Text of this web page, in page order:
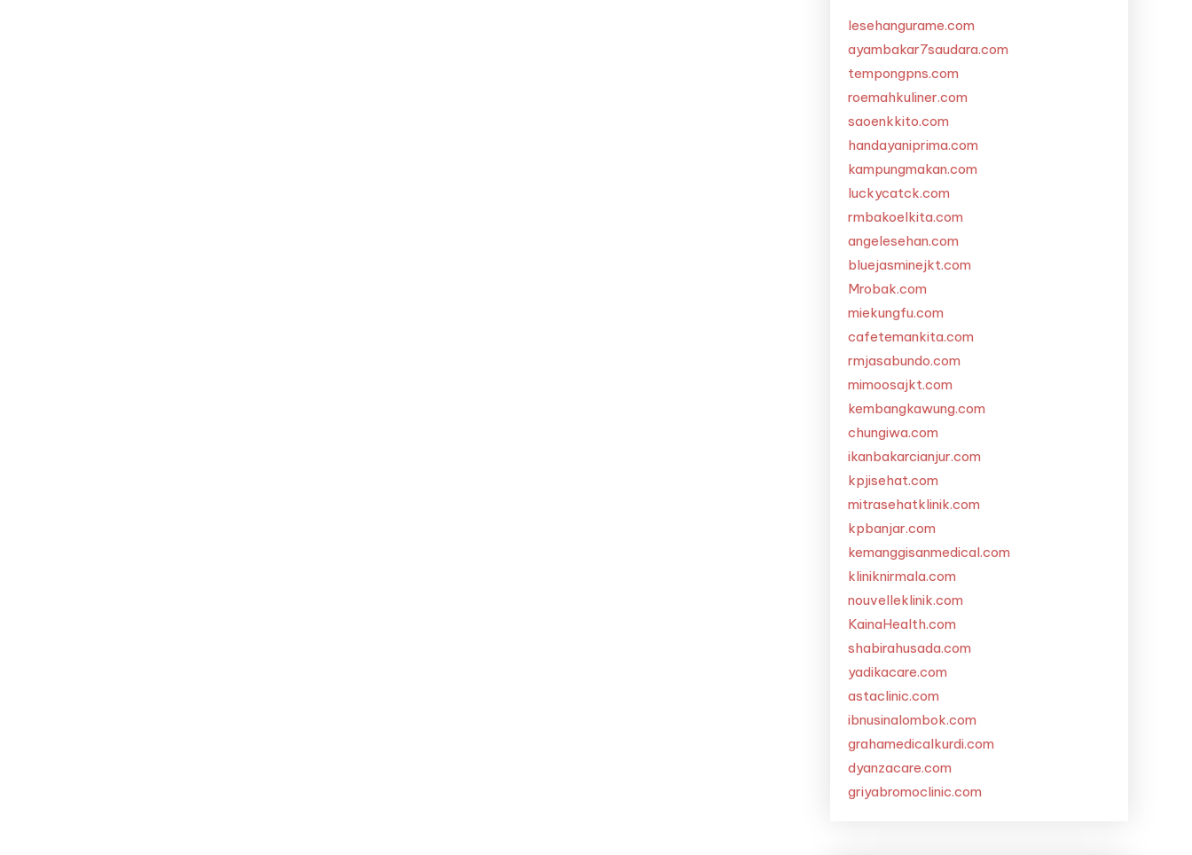
lesehangurame.com
ayambakar7saudara.com
tempongpns.com
roemahkuliner.com
saoenkkito.com
handayaniprima.com
kampungmakan.com
luckycatck.com
rmbakoelkita.com
angelesehan.com
bluejasminejkt.com
Mrobak.com
miekungfu.com
cafetemankita.com
rmjasabundo.com
mimoosajkt.com
kembangkawung.com
chungiwa.com
ikanbakarcianjur.com
kpjisehat.com
mitrasehatklinik.com
kpbanjar.com
kemanggisanmedical.com
kliniknirmala.com
nouvelleklinik.com
KainaHealth.com
shabirahusada.com
yadikacare.com
astaclinic.com
ibnusinalombok.com
grahamedicalkurdi.com
dyanzacare.com
griyabromoclinic.com